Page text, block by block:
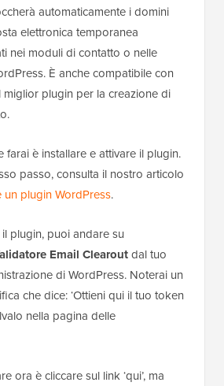
automaticamente i domini
elettronica temporanea
nei moduli di contatto o nelle
È anche compatibile con
miglior plugin per la creazione di
farai è installare e attivare il plugin.
passo, consulta il nostro articolo
un plugin WordPress.
plugin, puoi andare su
Email Clearoutdal tuo
di WordPress. Noterai un
che dice: ‘Ottieni qui il tuo token
nella pagina delle
ora è cliccare sul link ‘qui’, ma